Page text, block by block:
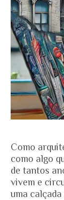
Como
como algo
de tantos
vivem e
uma